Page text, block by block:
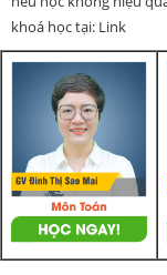
khoá học tại: Link